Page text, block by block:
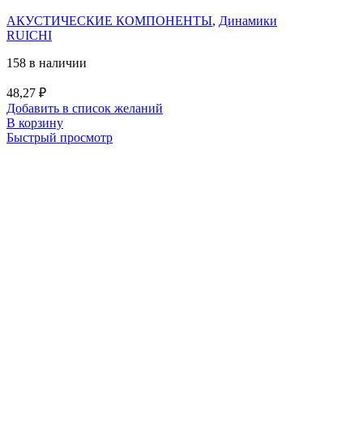
АКУСТИЧЕСКИЕ КОМПОНЕНТЫ, Динамики
RUICHI
158 в наличии
48,27 ₽
Добавить в список желаний
В корзину
Быстрый просмотр